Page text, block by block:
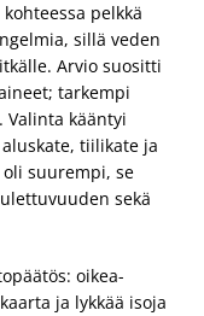
pelkkä
sillä veden
Arvio suositti
tarkempi
kääntyi
tiilikate ja
suurempi, se
sekä
oikea-
ja lykkää isoja